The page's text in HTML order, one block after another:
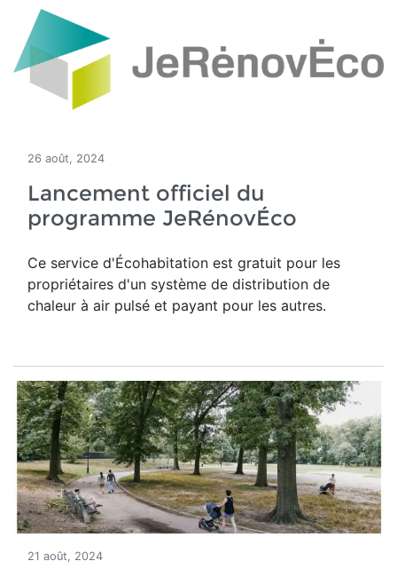
26 août, 2024
Lancement officiel du
programme JeRénovÉco
Ce service d'Écohabitation est gratuit pour les
propriétaires d'un système de distribution de
chaleur à air pulsé et payant pour les autres.
21 août, 2024